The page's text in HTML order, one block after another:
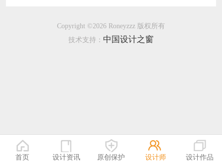
Copyright ©2026 Roneyzzz 版权所有
技术支持： 中国设计之窗
首页 设计资讯 原创保护 设计师 设计作品